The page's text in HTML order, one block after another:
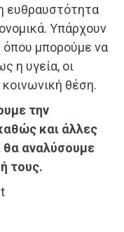
ευθραυστότητα
Υπάρχουν
όπου μπορούμε να
η υγεία, οι
θέση.
την
και άλλες
θα αναλύσουμε
τους.